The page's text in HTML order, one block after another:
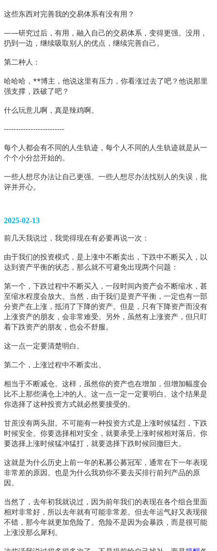
这些东西对完善我的交易体系有没有用？
——研究过后，有用，融入自己的交易体系，变得更强。没用，
扔到一边，继续吸取别人的优点，继续完善自己。
第二种人：
哈哈哈，**博主，他说这里有压力，你看涨过去了吧？他说那里
强支撑，跌破了吧？
什么玩意儿啊，真是辣鸡啊。
-------------------------
每个人都会有不同的人生轨迹，每个人不同的人生轨迹就是从一
个个小分岔开始的。
一些人想尽办法让自己更强。一些人想尽办法找别人的失误，批
评并开心。
2025-02-13
前几天我说过，我觉得现在有必要再说一次：
由于我们的投资模式，是上涨中不断卖出，下跌中不断买入，以
达到资产平衡的状态，那么就不可避免出现两个问题：
第一个，下跌过程中不断买入，一段时间内资产会不断缩水，甚
至缩水程度会放大。当然，由于我们是资产平衡，一定也有一部
分资产在上涨，抵消了下降的资产。但是，只有下降资产而没有
上涨资产的朋友，会非常难受。另外，虽然有上涨资产，但只盯
着下跌资产的朋友，也会不舒服。
这一点一定要清楚明白。
第二个，上涨过程中不断卖出。
相当于不断减仓。这样，虽然你的资产也在增加，但增加幅度会
比不上那些满仓上冲的人。这一点一定一定要明白。这个结果是
你选择了这种投资方式就必然要接受的。
甘蔗没有两头甜。不可能有一种投资方式是上涨时候猛烈，下跌
时候安全。你要选择相对安全，就要承受上涨时候相对落后。你
要选择上涨时候猛冲猛打，就要选择下跌时候回撤巨大。
这就是为什么历史上前一年的私募公募冠军，通常在下一年表现
非常差的原因。也是为什么我劝你不要去买排行前列产品的原
因。
当然了，去年初我就说过，因为前年我们的表现在各个组合里面
相对非常好，所以去年就有可能非常差。但去年运气好又表现很
不错，那今年就更加危险了。危险不是因为会暴跌，而是很可能
上涨没那么犀利。